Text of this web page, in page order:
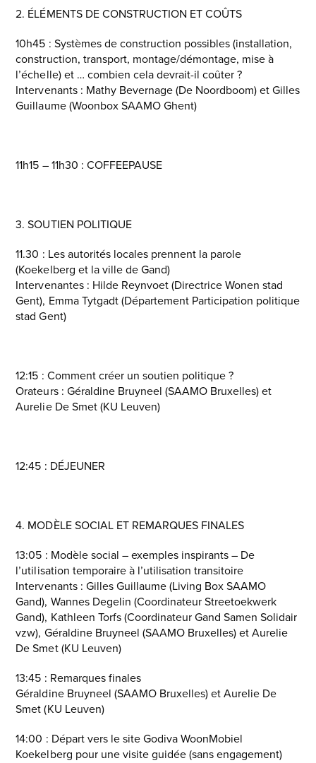
2. ÉLÉMENTS DE CONSTRUCTION ET COÛTS
10h45 : Systèmes de construction possibles (installation,
construction, transport, montage/démontage, mise à
l’échelle) et … combien cela devrait-il coûter ?
Intervenants : Mathy Bevernage (De Noordboom) et Gilles
Guillaume (Woonbox SAAMO Ghent)
11h15 – 11h30 : COFFEEPAUSE
3. SOUTIEN POLITIQUE
11.30 : Les autorités locales prennent la parole
(Koekelberg et la ville de Gand)
Intervenantes : Hilde Reynvoet (Directrice Wonen stad
Gent), Emma Tytgadt (Département Participation politique
stad Gent)
12:15 : Comment créer un soutien politique ?
Orateurs : Géraldine Bruyneel (SAAMO Bruxelles) et
Aurelie De Smet (KU Leuven)
12:45 : DÉJEUNER
4. MODÈLE SOCIAL ET REMARQUES FINALES
13:05 : Modèle social – exemples inspirants – De
l’utilisation temporaire à l’utilisation transitoire
Intervenants : Gilles Guillaume (Living Box SAAMO
Gand), Wannes Degelin (Coordinateur Streetoekwerk
Gand), Kathleen Torfs (Coordinateur Gand Samen Solidair
vzw), Géraldine Bruyneel (SAAMO Bruxelles) et Aurelie
De Smet (KU Leuven)
13:45 : Remarques finales
Géraldine Bruyneel (SAAMO Bruxelles) et Aurelie De
Smet (KU Leuven)
14:00 : Départ vers le site Godiva WoonMobiel
Koekelberg pour une visite guidée (sans engagement)